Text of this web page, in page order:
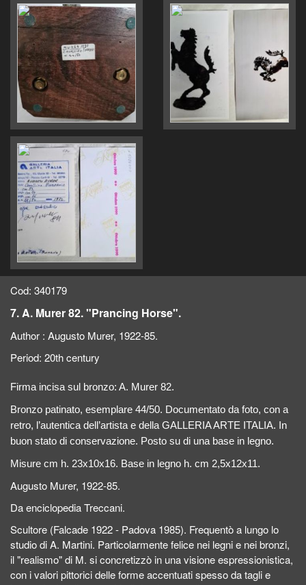
Cod: 340179
7. A. Murer 82. "Prancing Horse".
Author : Augusto Murer, 1922-85.
Period: 20th century
Firma incisa sul bronzo: A. Murer 82.
Bronzo patinato, esemplare 44/50. Documentato da foto, con a
retro, l’autentica dell’artista e della GALLERIA ARTE ITALIA. In
buon stato di conservazione. Posto su di una base in legno.
Misure cm h. 23x10x16. Base in legno h. cm 2,5x12x11.
Augusto Murer, 1922-85.
Da enciclopedia Treccani.
Scultore (Falcade 1922 - Padova 1985). Frequentò a lungo lo
studio di A. Martini. Particolarmente felice nei legni e nei bronzi,
il "realismo" di M. si concretizzò in una visione espressionistica,
con i valori pittorici delle forme accentuati spesso da tagli e